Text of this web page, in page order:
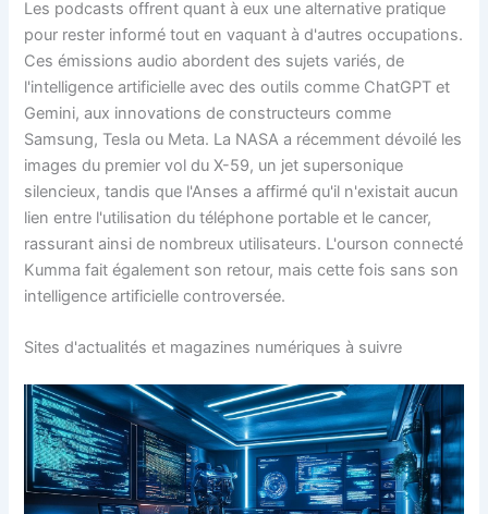
Les podcasts offrent quant à eux une alternative pratique
pour rester informé tout en vaquant à d'autres occupations.
Ces émissions audio abordent des sujets variés, de
l'intelligence artificielle avec des outils comme ChatGPT et
Gemini, aux innovations de constructeurs comme
Samsung, Tesla ou Meta. La NASA a récemment dévoilé les
images du premier vol du X-59, un jet supersonique
silencieux, tandis que l'Anses a affirmé qu'il n'existait aucun
lien entre l'utilisation du téléphone portable et le cancer,
rassurant ainsi de nombreux utilisateurs. L'ourson connecté
Kumma fait également son retour, mais cette fois sans son
intelligence artificielle controversée.
Sites d'actualités et magazines numériques à suivre